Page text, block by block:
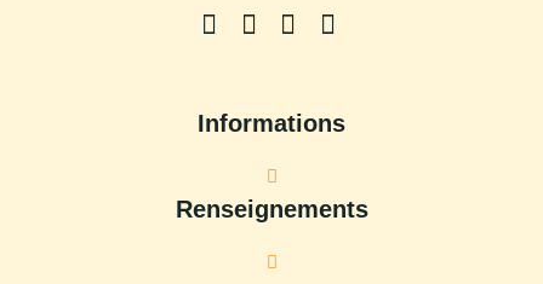
Informations
Renseignements